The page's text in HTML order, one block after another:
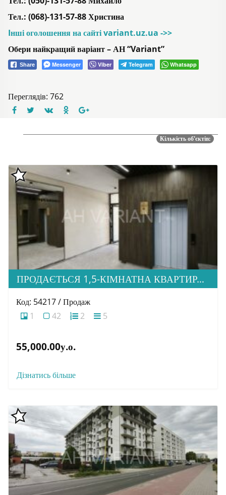
Тел.: (068)-131-57-88 Христина
Iнші оголошення на сайті variant.uz.ua ->>
Обери найкращий варіант – АН “Variant”
Share Messenger Viber Telegram Whatsapp
Переглядів: 762
Кількість об'єктів:
ПРОДАЄТЬСЯ 1,5-КІМНАТНА КВАРТИРА В НОВОБУДОВІ ЖК «ЗАГОРСЬКА»
Код: 54217 / Продаж
1
42 2 5
55,000.00у.о.
Дізнатись більше